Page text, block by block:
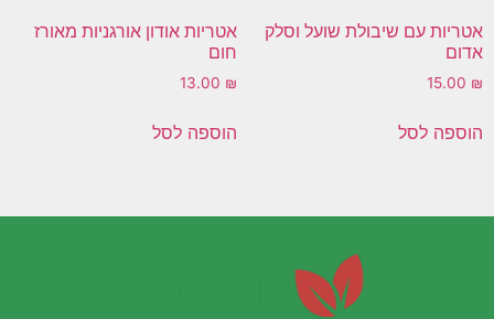
אטריות עם שיבולת שועל וסלק
אדום
15.00 ₪
הוספה לסל
אטריות אודון אורגניות מאורז
חום
13.00 ₪
הוספה לסל